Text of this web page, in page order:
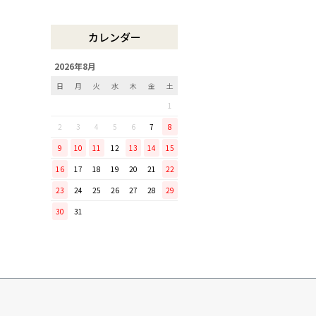
リンゴのための魅せるナイフ
『pomme』
「毎日納豆を食べていま
てほしい山只華陶苑の納豆鉢
調理から盛り付けまでこなす
「寿 菜箸」は、とても優秀
作所のペティナイフ「ゆり
ミニパンのお手入れ方法
ミニパン（大）で料理を楽し
カレンダー
2026年8月
日 月 火 水 木 金
土
1
2
3 4 5 6 7
8
9
10 11 12 13 14
15
16
17 18 19 20 21
22
23
24 25 26 27 28
29
30
31